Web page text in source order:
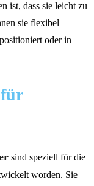
ist, dass sie leicht zu
sie flexibel
oder in
sind speziell für die
worden. Sie